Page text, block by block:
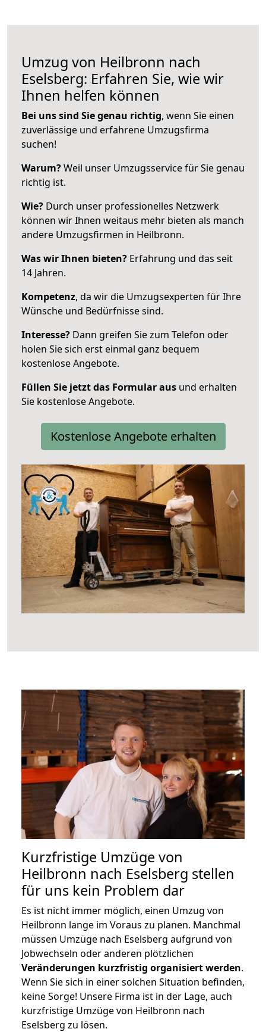
Umzug von Heilbronn nach
Eselsberg: Erfahren Sie, wie wir
Ihnen helfen können
Bei uns sind Sie genau richtig, wenn Sie einen
zuverlässige und erfahrene Umzugsfirma
suchen!
Warum?Weil unser Umzugsservice für Sie genau
richtig ist.
Wie? Durch unser professionelles Netzwerk
können wir Ihnen weitaus mehr bieten als manch
andere Umzugsfirmen in Heilbronn.
Was wir Ihnen bieten? Erfahrung und das seit
14 Jahren.
Kompetenz, da wir die Umzugsexperten für Ihre
Wünsche und Bedürfnisse sind.
Interesse? Dann greifen Sie zum Telefon oder
holen Sie sich erst einmal ganz bequem
kostenlose Angebote.
Füllen Sie jetzt das Formular aus und erhalten
Sie kostenlose Angebote.
Kostenlose Angebote erhalten
Kurzfristige Umzüge von
Heilbronn nach Eselsberg stellen
für uns kein Problem dar
Es ist nicht immer möglich, einen Umzug von
Heilbronn lange im Voraus zu planen. Manchmal
müssen Umzüge nach Eselsberg aufgrund von
Jobwechseln oder anderen plötzlichen
Veränderungen kurzfristig organisiert werden.
Wenn Sie sich in einer solchen Situation befinden,
keine Sorge! Unsere Firma ist in der Lage, auch
kurzfristige Umzüge von Heilbronn nach
Eselsberg zu lösen.